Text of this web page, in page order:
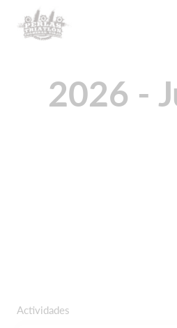
2026 -
Actividades